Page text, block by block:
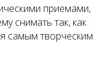
приемами,
снимать так, как
самым творческим